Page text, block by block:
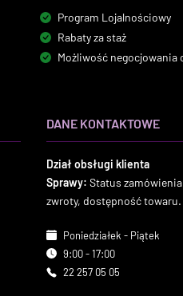
Program Lojalnościowy
Rabaty za staż
Możliwość negocjowania
DANE KONTAKTOWE
Dział obsługi klienta
Sprawy: Status
zwroty, dostępność towaru.
Poniedziałek - Piątek
9:00 - 17:00
22 257 05 05